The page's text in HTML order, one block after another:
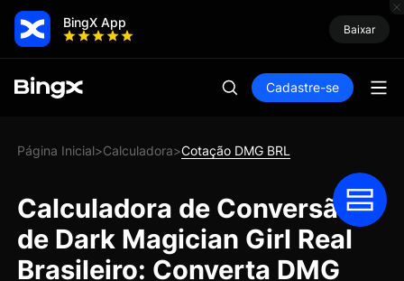
BingX App Baixar
Cadastre-se
Página Inicial>Calculadora>Cotação DMG BRL
Calculadora de Conversão
de Dark Magician Girl Real
Brasileiro: Converta DMG